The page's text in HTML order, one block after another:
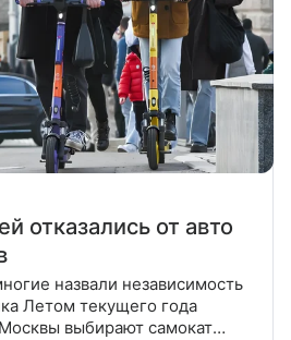
отказались от авто
назвали независимость
Летом текущего года
выбирают самокат